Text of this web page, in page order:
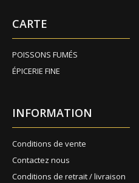
CARTE
POISSONS FUMÉS
ÉPICERIE FINE
INFORMATION
Conditions de vente
Contactez nous
Conditions de retrait / livraison